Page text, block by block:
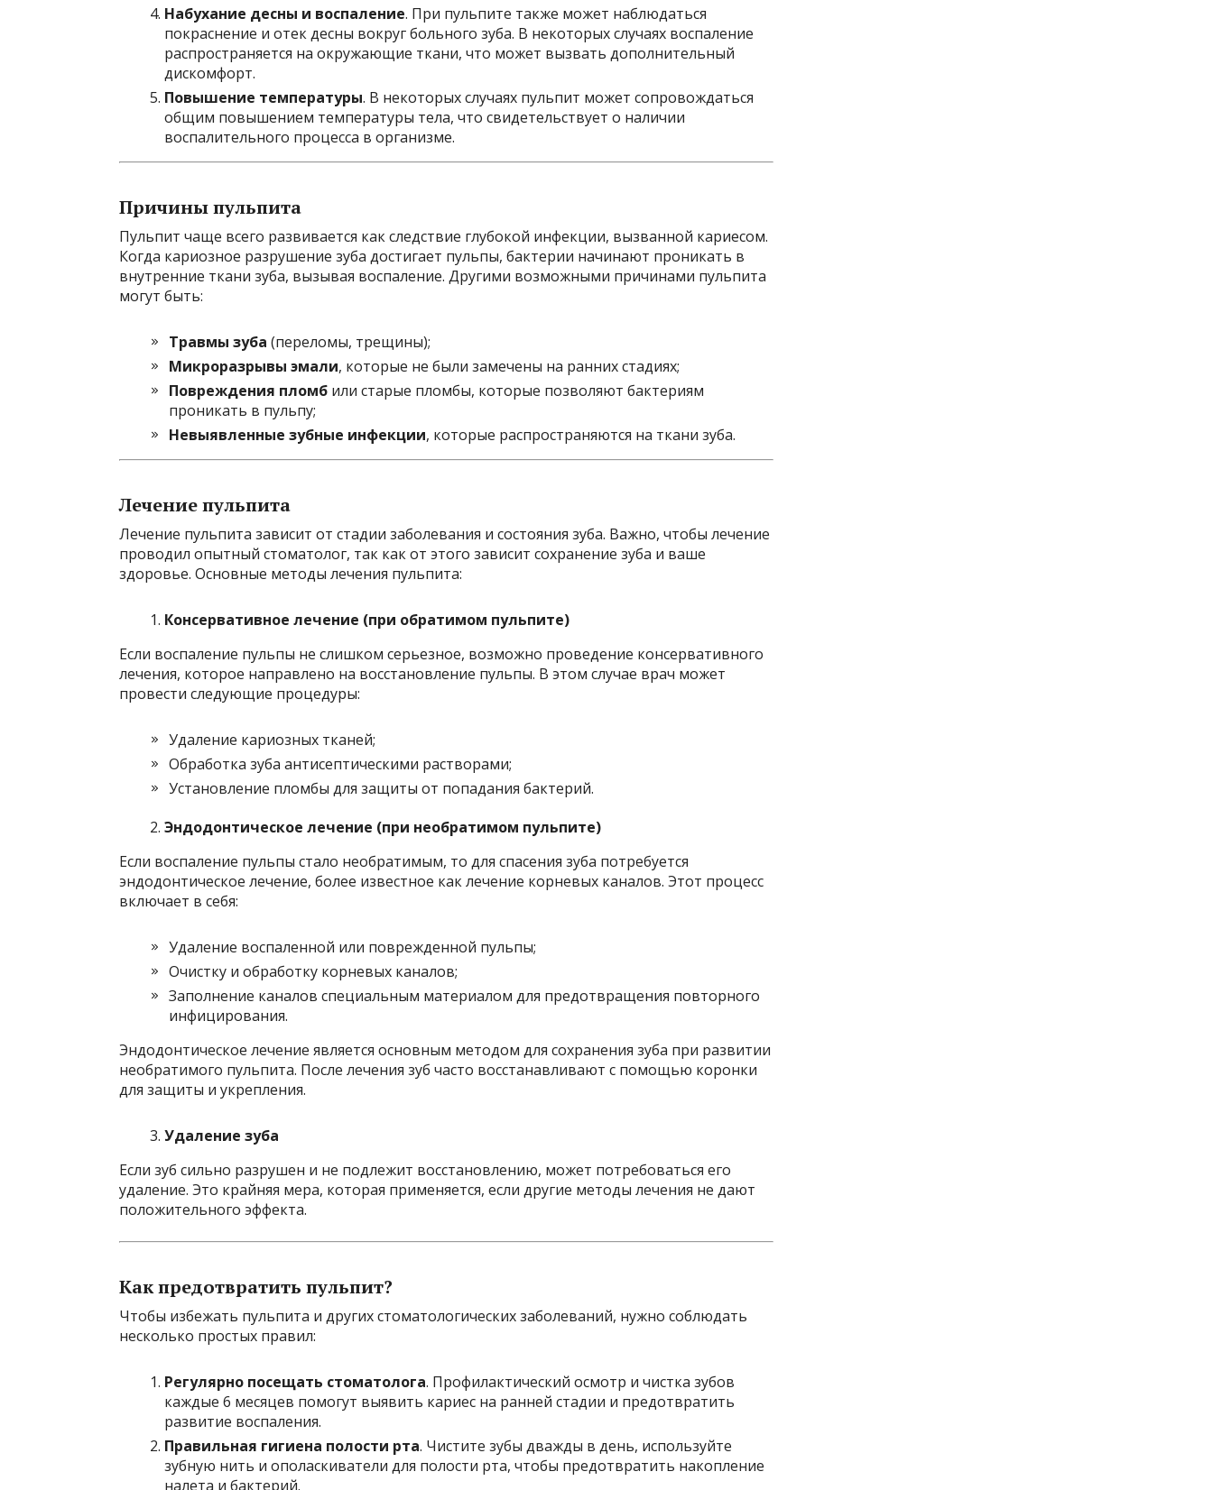
Набухание десны и воспаление. При пульпите также может наблюдаться
покраснение и отек десны вокруг больного зуба. В некоторых случаях воспаление
распространяется на окружающие ткани, что может вызвать дополнительный
дискомфорт.
Повышение температуры. В некоторых случаях пульпит может сопровождаться
общим повышением температуры тела, что свидетельствует о наличии
воспалительного процесса в организме.
Причины пульпита
Пульпит чаще всего развивается как следствие глубокой инфекции, вызванной кариесом.
Когда кариозное разрушение зуба достигает пульпы, бактерии начинают проникать в
внутренние ткани зуба, вызывая воспаление. Другими возможными причинами пульпита
могут быть:
Травмы зуба (переломы, трещины);
Микроразрывы эмали, которые не были замечены на ранних стадиях;
Повреждения пломб или старые пломбы, которые позволяют бактериям
проникать в пульпу;
Невыявленные зубные инфекции, которые распространяются на ткани зуба.
Лечение пульпита
Лечение пульпита зависит от стадии заболевания и состояния зуба. Важно, чтобы лечение
проводил опытный стоматолог, так как от этого зависит сохранение зуба и ваше
здоровье. Основные методы лечения пульпита:
Консервативное лечение (при обратимом пульпите)
Если воспаление пульпы не слишком серьезное, возможно проведение консервативного
лечения, которое направлено на восстановление пульпы. В этом случае врач может
провести следующие процедуры:
Удаление кариозных тканей;
Обработка зуба антисептическими растворами;
Установление пломбы для защиты от попадания бактерий.
Эндодонтическое лечение (при необратимом пульпите)
Если воспаление пульпы стало необратимым, то для спасения зуба потребуется
эндодонтическое лечение, более известное как лечение корневых каналов. Этот процесс
включает в себя:
Удаление воспаленной или поврежденной пульпы;
Очистку и обработку корневых каналов;
Заполнение каналов специальным материалом для предотвращения повторного
инфицирования.
Эндодонтическое лечение является основным методом для сохранения зуба при развитии
необратимого пульпита. После лечения зуб часто восстанавливают с помощью коронки
для защиты и укрепления.
Удаление зуба
Если зуб сильно разрушен и не подлежит восстановлению, может потребоваться его
удаление. Это крайняя мера, которая применяется, если другие методы лечения не дают
положительного эффекта.
Как предотвратить пульпит?
Чтобы избежать пульпита и других стоматологических заболеваний, нужно соблюдать
несколько простых правил:
Регулярно посещать стоматолога. Профилактический осмотр и чистка зубов
каждые 6 месяцев помогут выявить кариес на ранней стадии и предотвратить
развитие воспаления.
Правильная гигиена полости рта. Чистите зубы дважды в день, используйте
зубную нить и ополаскиватели для полости рта, чтобы предотвратить накопление
налета и бактерий.